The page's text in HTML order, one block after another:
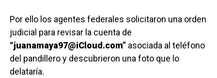
Por ello los agentes federales solicitaron una orden
judicial para revisar la cuenta de
“juanamaya97@iCloud.com” asociada al teléfono
del pandillero y descubrieron una foto que lo
delataría.